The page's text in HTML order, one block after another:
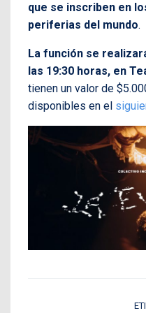
que se inscriben en
periferias del mundo.
La función se
las 19:30 horas, en
tienen un valor de
disponibles en el